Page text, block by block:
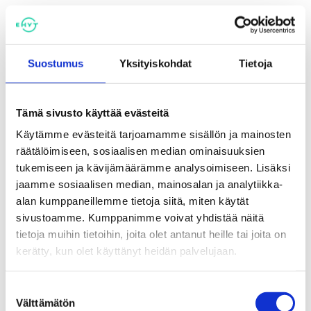
Suostumus Yksityiskohdat Tietoja
Tämä sivusto käyttää evästeitä
Käytämme evästeitä tarjoamamme sisällön ja mainosten
räätälöimiseen, sosiaalisen median ominaisuuksien
tukemiseen ja kävijämäärämme analysoimiseen. Lisäksi
jaamme sosiaalisen median, mainosalan ja analytiikka-
alan kumppaneillemme tietoja siitä, miten käytät
sivustoamme. Kumppanimme voivat yhdistää näitä
tietoja muihin tietoihin, joita olet antanut heille tai joita on
kerätty, kun olet käyttänyt heidän palvelujaan.
valinta
Välttämätön
kansalaisjärjestöjen autonomiaa ja toiminnan
pitkäjänteisyyttä sekä avoimuutta. EHYT ry toivoo
hallitukselta järjestöjen laajaa kuulemista ja osallisuutta
Lisätietoja:
Juha Mikkonen, EHYT ry:n toiminnanjohtaja
juha.mikkonen @ ehyt.fi
puh. 050 527 4780
Jaa: